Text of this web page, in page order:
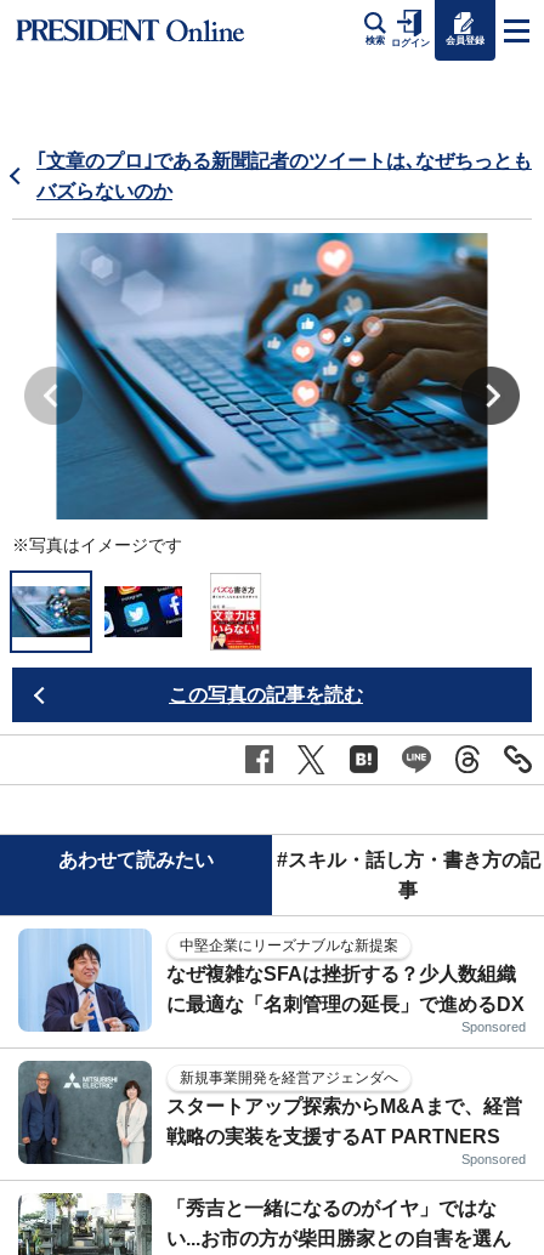
検索 ログイン 会員登録
｢文章のプロ｣である新聞記者のツイートは､なぜちっとも
バズらないのか
※写真はイメージです
この写真の記事を読む
あわせて読みたい
#スキル・話し方・書き方の記
事
中堅企業にリーズナブルな新提案
なぜ複雑なSFAは挫折する？少人数組織
に最適な「名刺管理の延長」で進めるDX
Sponsored
新規事業開発を経営アジェンダへ
スタートアップ探索からM&Aまで、経営
戦略の実装を支援するAT PARTNERS
Sponsored
「秀吉と一緒になるのがイヤ」ではな
い...お市の方が柴田勝家との自害を選ん